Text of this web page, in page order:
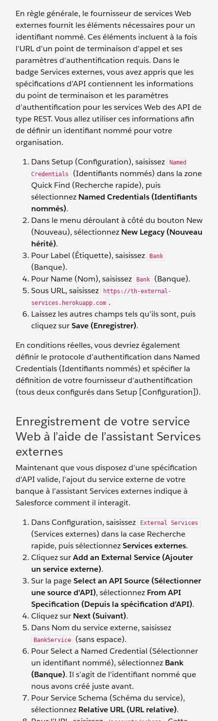
En règle générale, le fournisseur de services Web
externes fournit les éléments nécessaires pour un
identifiant nommé. Ces éléments incluent à la fois
l’URL d’un point de terminaison d’appel et ses
paramètres d’authentification requis. Dans le
badge Services externes, vous avez appris que les
spécifications d’API contiennent les informations
du point de terminaison et les paramètres
d’authentification pour les services Web des API de
type REST. Vous allez utiliser ces informations afin
de définir un identifiant nommé pour votre
organisation.
Dans Setup (Configuration), saisissez
Named
Credentials
(Identifiants nommés) dans la zone
Quick Find (Recherche rapide), puis
sélectionnez Named Credentials (Identifiants
nommés).
Dans le menu déroulant à côté du bouton New
(Nouveau), sélectionnez New Legacy (Nouveau
hérité).
Pour Label (Étiquette), saisissez
Bank
(Banque).
Pour Name (Nom), saisissez
Bank
(Banque).
Sous URL, saisissez
https://th-external-
services.herokuapp.com .
Laissez les autres champs tels qu’ils sont, puis
cliquez surSave (Enregistrer).
En conditions réelles, vous devriez également
définir le protocole d’authentification dans Named
Credentials (Identifiants nommés) et spécifier la
définition de votre fournisseur d’authentification
(tous deux configurés dans Setup [Configuration]).
Enregistrement de votre service
Web à l’aide de l’assistant Services
externes
Maintenant que vous disposez d’une spécification
d’API valide, l’ajout du service externe de votre
banque à l’assistant Services externes indique à
Salesforce comment il interagit.
Dans Configuration, saisissez
External Services
(Services externes) dans la case Recherche
rapide, puis sélectionnezServices externes.
Cliquez surAdd an External Service (Ajouter
un service externe).
Sur la pageSelect an API Source (Sélectionner
une source d’API), sélectionnez From API
Specification (Depuis la spécification d’API).
Cliquez sur Next (Suivant).
Dans Nom du service externe, saisissez
BankService
(sans espace).
Pour Select a Named Credential (Sélectionner
un identifiant nommé), sélectionnez Bank
(Banque). Il s’agit de l’identifiant nommé que
nous avons créé juste avant.
Pour Service Schema (Schéma du service),
sélectionnez Relative URL (URL relative).